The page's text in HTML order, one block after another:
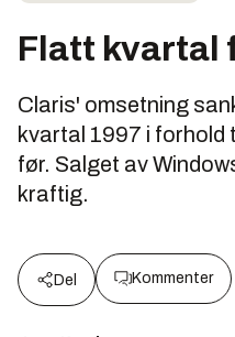
Flatt kvartal
Claris' omsetning
kvartal 1997 i forhold
før. Salget av
kraftig.
Del Kommenter